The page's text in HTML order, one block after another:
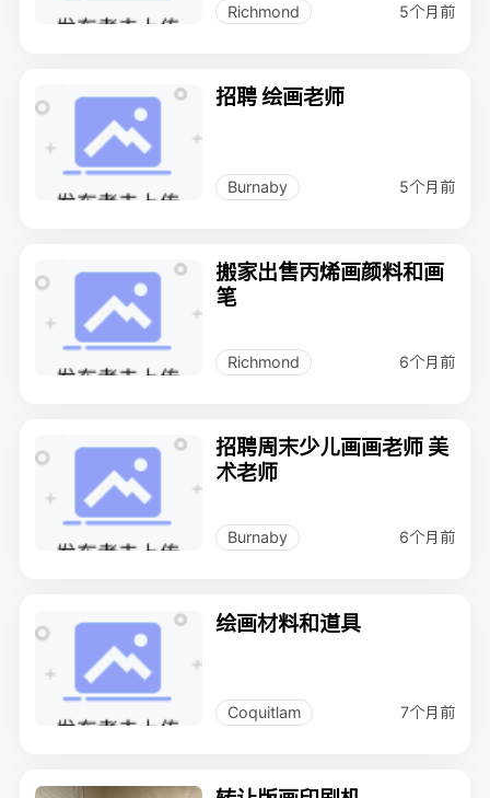
Richmond 5个月前
招聘 绘画老师
Burnaby 5个月前
搬家出售丙烯画颜料和画
笔
Richmond 6个月前
招聘周末少儿画画老师 美
术老师
Burnaby 6个月前
绘画材料和道具
Coquitlam 7个月前